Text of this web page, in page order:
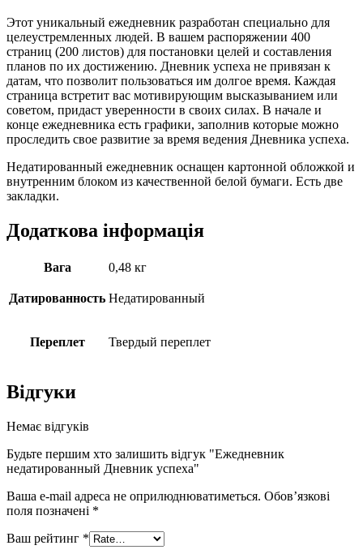
Этот уникальный ежедневник разработан специально для
целеустремленных людей. В вашем распоряжении 400
страниц (200 листов) для постановки целей и составления
планов по их достижению. Дневник успеха не привязан к
датам, что позволит пользоваться им долгое время. Каждая
страница встретит вас мотивирующим высказыванием или
советом, придаст уверенности в своих силах. В начале и
конце ежедневника есть графики, заполнив которые можно
проследить свое развитие за время ведения Дневника успеха.
Недатированный ежедневник оснащен картонной обложкой и
внутренним блоком из качественной белой бумаги. Есть две
закладки.
Додаткова інформація
Вага 0,48 кг
Датированность Недатированный
Переплет Твердый переплет
Відгуки
Немає відгуків
Будьте першим хто залишить відгук "Ежедневник
недатированный Дневник успеха"
Ваша e-mail адреса не оприлюднюватиметься. Обов’язкові
поля позначені *
Ваш рейтинг *